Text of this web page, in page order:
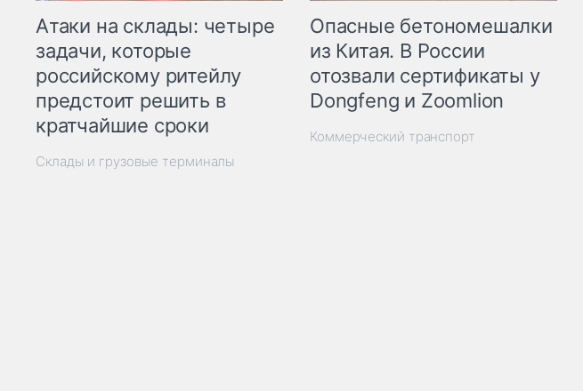
Атаки на склады: четыре
задачи, которые
российскому ритейлу
предстоит решить в
кратчайшие сроки
Склады и грузовые терминалы
Опасные бетономешалки
из Китая. В России
отозвали сертификаты у
Dongfeng и Zoomlion
Коммерческий транспорт